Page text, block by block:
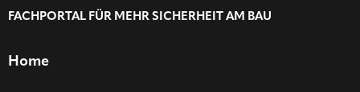
FACHPORTAL FÜR MEHR SICHERHEIT AM BAU
Home